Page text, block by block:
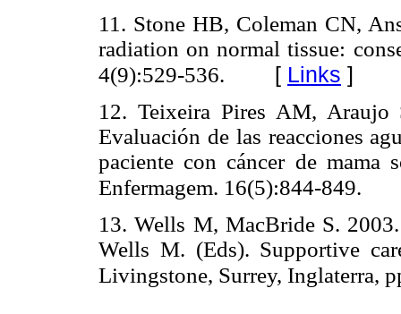
11. Stone HB, Coleman CN,
radiation on normal tissue:
4(9):529-536. [ Links ]
12. Teixeira Pires AM, Araujo
Evaluación de las reacciones
paciente con cáncer de mama
Enfermagem. 16(5):844-849.
13. Wells M, MacBride S.
Wells M. (Eds). Supportive
Livingstone, Surrey, Inglaterra,